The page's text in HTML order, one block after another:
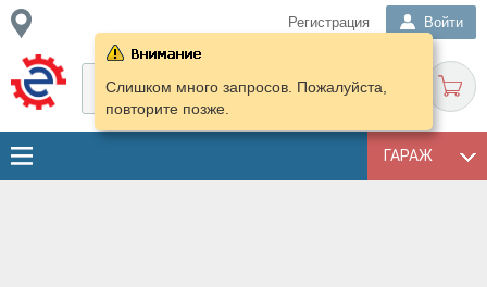
Регистрация Войти
ГАРАЖ
Слишком много запросов. Пожалуйста,
повторите позже.